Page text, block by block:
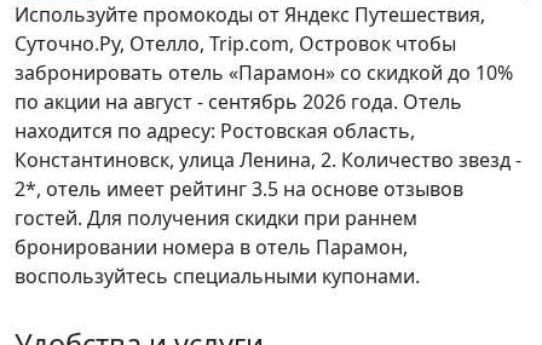
Используйте промокоды от Яндекс Путешествия,
Суточно.Ру, Отелло, Trip.com, Островок чтобы
забронировать отель «Парамон» со скидкой до 10%
по акции на август - сентябрь 2026 года. Отель
находится по адресу: Ростовская область,
Константиновск, улица Ленина, 2. Количество звезд -
2*, отель имеет рейтинг 3.5 на основе отзывов
гостей. Для получения скидки при раннем
бронировании номера в отель Парамон,
воспользуйтесь специальными купонами.